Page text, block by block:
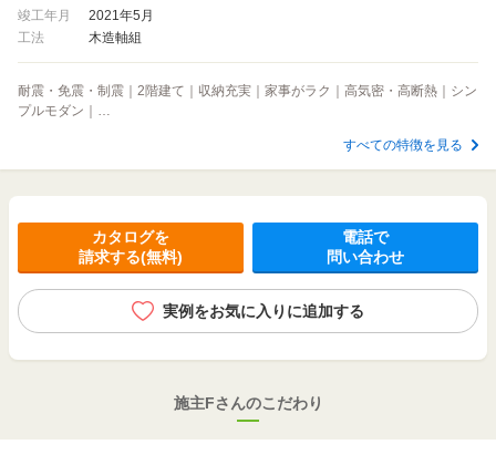
竣工年月
2021年5月
工法
木造軸組
耐震・免震・制震｜2階建て｜収納充実｜家事がラク｜高気密・高断熱｜シン
プルモダン｜…
すべての特徴を見る
カタログを
請求する(無料)
電話で
問い合わせ
実例をお気に入りに追加する
施主Fさんのこだわり